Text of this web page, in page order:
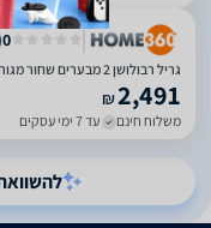
0
גריל רבולושן 2 מבערים שחור מגורגר קולמן
₪2,491
משלוח חינם עד 7 ימי עסקים
להשוואת